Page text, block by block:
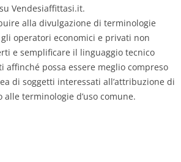
Vendesiaffittasi.it.
alla divulgazione di terminologie
operatori economici e privati non
e semplificare il linguaggio tecnico
affinché possa essere meglio compreso
di soggetti interessati all’attribuzione di
terminologie d’uso comune.